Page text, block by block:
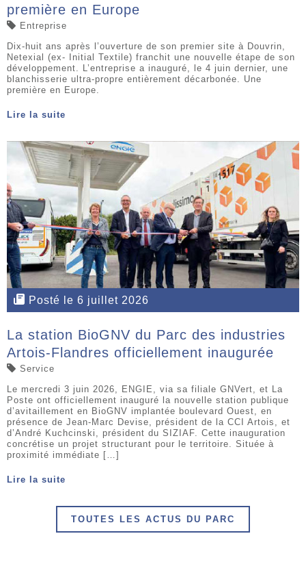
première en Europe
Entreprise
Dix-huit ans après l’ouverture de son premier site à Douvrin,
Netexial (ex- Initial Textile) franchit une nouvelle étape de son
développement. L’entreprise a inauguré, le 4 juin dernier, une
blanchisserie ultra-propre entièrement décarbonée. Une
première en Europe.
Lire la suite
Posté le 6 juillet 2026
La station BioGNV du Parc des industries
Artois-Flandres officiellement inaugurée
Service
Le mercredi 3 juin 2026, ENGIE, via sa filiale GNVert, et La
Poste ont officiellement inauguré la nouvelle station publique
d’avitaillement en BioGNV implantée boulevard Ouest, en
présence de Jean-Marc Devise, président de la CCI Artois, et
d’André Kuchcinski, président du SIZIAF. Cette inauguration
concrétise un projet structurant pour le territoire. Située à
proximité immédiate […]
Lire la suite
TOUTES LES ACTUS DU PARC